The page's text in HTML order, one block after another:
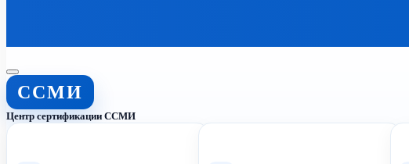
ССМИ
Центр сертификации ССМИ